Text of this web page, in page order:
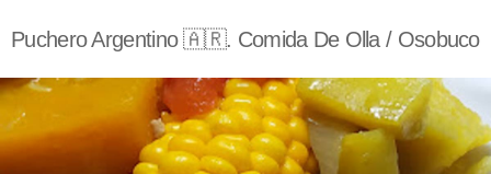
Puchero Argentino 🇦🇷. Comida De Olla / Osobuco